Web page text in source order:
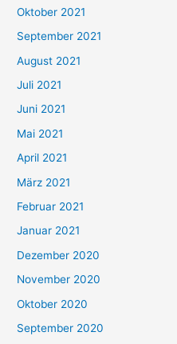
n
n
a
c
h
:
Oktober 2021
September 2021
August 2021
Juli 2021
Juni 2021
Mai 2021
April 2021
März 2021
Februar 2021
Januar 2021
Dezember 2020
November 2020
Oktober 2020
September 2020